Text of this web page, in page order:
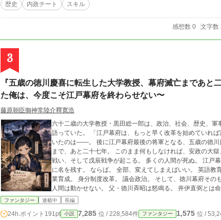
歴史 内政チート スキル
感想数 0 文字数
3
『五歳の徳川慶喜に転生した大学教授、幕府滅亡まであと
た俺は、今度こそ江戸幕府を終わらせない〜
藤原朝臣御神常陸介釋寛浩
六十二歳の大学教授・黒田総一郎は、政治、社会、歴史、軍事を専門とする
語っていた。 「江戸幕府は、もっと早く改革を始めていれば滅びなかった」 だが、死後に目を覚ました彼がなって
いたのは――。 後に江戸幕府最後の将軍となる、五歳の徳川慶喜だった。 黒船来航まで、あと十五年。 幕府滅亡
まで、あと二十七年。 このまま何もしなければ、安政の大獄、桜田門外の変、薩長同盟、大政奉還、鳥羽・伏見の
戦い、そして戊辰戦争が起こる。 多くの人間が死ぬ。 江戸幕府は消える。 そして自分は、最後の将軍として歴史
に名を残す。 ならば。 全部、変えてしまえばいい。 英語教育。 財政改革。 人材登用。 軍制改革。 海軍創設。 産
業育成。 身分制度改革。 議会政治。 そして、徳川幕府そのものの近代国家化。 だが、未来を知っているだけでは
人間は動かせない。 父・徳川斉昭は怒鳴る。 井伊直弼とは命懸けで対立する。 勝海舟は言うことを聞かない。 坂
本龍馬は幕府の悪口を言う。 西郷隆盛は敵になる。 大久保利通も、高杉晋作も、桂小五郎も、それぞれの正義を持
それでも慶喜は諦めない。 「私は徳川家を守りたいのではない」 「未来で死ぬはずだった人間を、一人でも多く生
ファンタジー 連載中 長編
24h.ポイント 191pt 小説 7,285 位 / 228,584件 ファンタジー 1,575 位 /